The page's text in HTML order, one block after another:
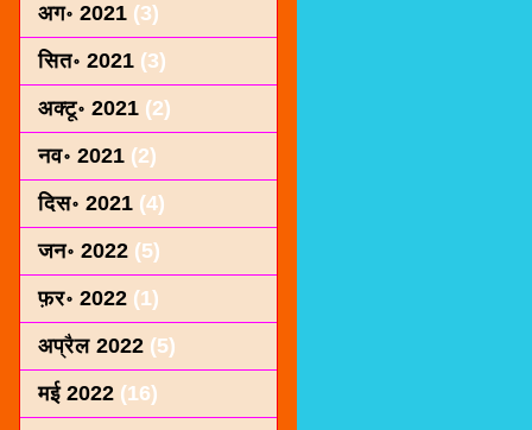
अग॰ 2021 (3)
सित॰ 2021 (3)
अक्टू॰ 2021 (2)
नव॰ 2021 (2)
दिस॰ 2021 (4)
जन॰ 2022 (5)
फ़र॰ 2022 (1)
अप्रैल 2022 (5)
मई 2022 (16)